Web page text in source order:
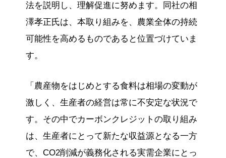
法を説明し、理解促進に努めます。同社の相
澤孝正氏は、本取り組みを、農業全体の持続
可能性を高めるものであると位置づけていま
す。
「農産物をはじめとする食料は相場の変動が
激しく、生産者の経営は常に不安定な状況で
す。その中でカーボンクレジットの取り組み
は、生産者にとって新たな収益源となる一方
で、CO2削減が義務化される実需企業にとっ